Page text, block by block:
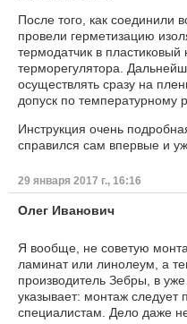
После того, как соединили
провели герметизацию
термодатчик в пластиковый
терморегулятора.
осуществлять сразу на
допуск по температурному
Инструкция очень
справился сам впервые и
29 января 2017 г., 16:16
Олег Иванович
Я вообще, не советую
ламинат или линолеум, а
производитель Зебры, в
указывает: монтаж следует
специалистам. Дело даже